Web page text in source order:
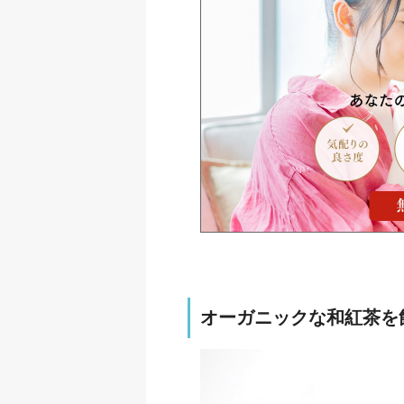
オーガニックな和紅茶を